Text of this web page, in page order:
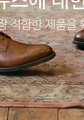
적합한 제품을